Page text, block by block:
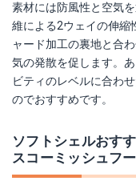
素材には防風性と空気
維による2ウェイの伸縮
ャード加工の裏地と合
気の発散を促します。
ビティのレベルに合わ
のでおすすめです。
ソフトシェルおす
スコーミッシュフー